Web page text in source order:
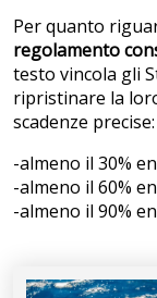
Per quanto
regolamento
testo vincola gli
ripristinare la
scadenze precise:
-almeno il 30%
-almeno il 60%
-almeno il 90%